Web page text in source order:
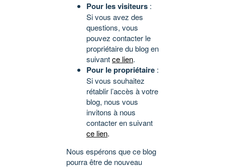
Pour les visiteurs :
Si vous avez des
questions, vous
pouvez contacter le
propriétaire du blog en
suivantce lien.
Pour le propriétaire :
Si vous souhaitez
rétablir l’accès à votre
blog, nous vous
invitons à nous
contacter en suivant
ce lien.
Nous espérons que ce blog
pourra être de nouveau